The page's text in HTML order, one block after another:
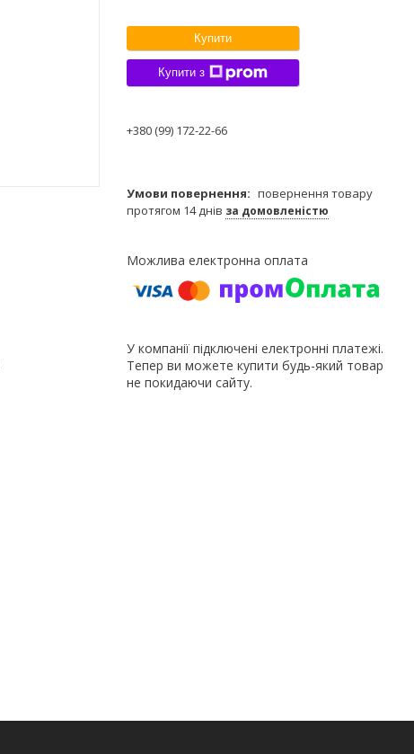
Купити
Купити з
+380 (99) 172-22-66
повернення товару
протягом 14 днів за домовленістю
У компанії підключені електронні платежі.
Тепер ви можете купити будь-який товар
не покидаючи сайту.